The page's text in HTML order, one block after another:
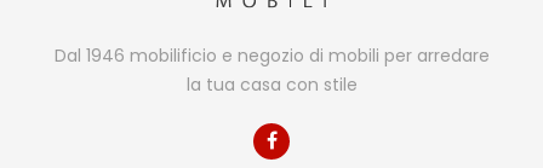
Dal 1946 mobilificio e negozio di mobili per arredare
la tua casa con stile